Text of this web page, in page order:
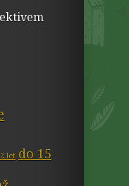
let do 15